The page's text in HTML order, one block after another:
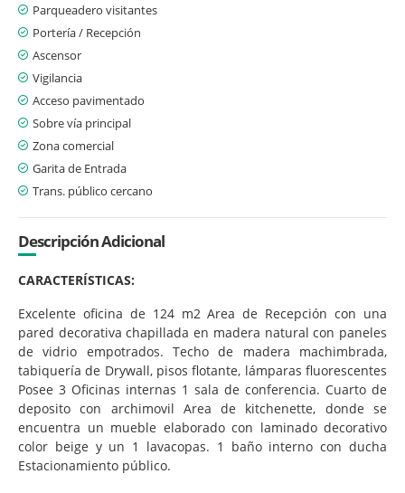
Parqueadero visitantes
Portería / Recepción
Ascensor
Vigilancia
Acceso pavimentado
Sobre vía principal
Zona comercial
Garita de Entrada
Trans. público cercano
Descripción Adicional
CARACTERÍSTICAS:
Excelente oficina de 124 m2 Area de Recepción con una
pared decorativa chapillada en madera natural con paneles
de vidrio empotrados. Techo de madera machimbrada,
tabiquería de Drywall, pisos flotante, lámparas fluorescentes
Posee 3 Oficinas internas 1 sala de conferencia. Cuarto de
deposito con archimovil Area de kitchenette, donde se
encuentra un mueble elaborado con laminado decorativo
color beige y un 1 lavacopas. 1 baño interno con ducha
Estacionamiento público.